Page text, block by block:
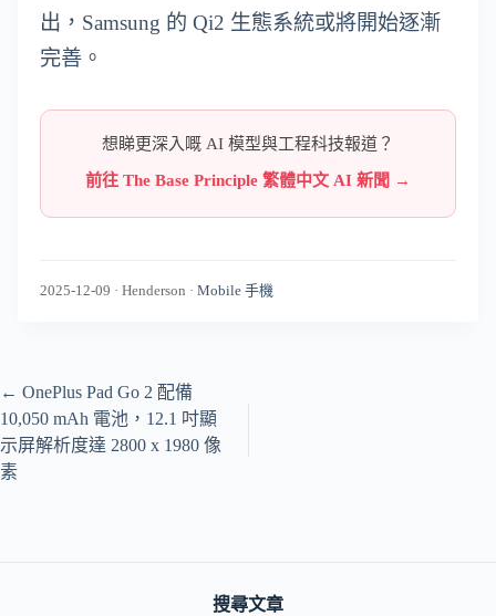
出，Samsung 的 Qi2 生態系統或將開始逐漸
完善。
想睇更深入嘅 AI 模型與工程科技報道？
前往 The Base Principle 繁體中文 AI 新聞 →
2025-12-09 · Henderson · Mobile 手機
← OnePlus Pad Go 2 配備
10,050 mAh 電池，12.1 吋顯
示屏解析度達 2800 x 1980 像
素
搜尋文章